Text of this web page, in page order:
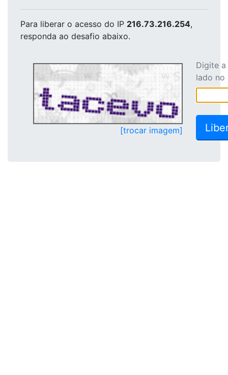
Para liberar o acesso do IP 216.73.216.254,
responda ao desafio abaixo.
[trocar imagem]
Digite
lado no